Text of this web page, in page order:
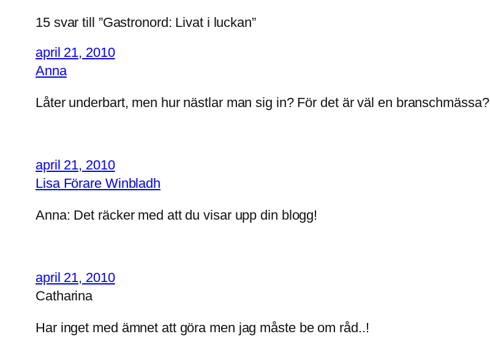
15 svar till ”Gastronord: Livat i luckan”
april 21, 2010
Anna
Låter underbart, men hur nästlar man sig in? För det är väl en branschmässa?
april 21, 2010
Lisa Förare Winbladh
Anna: Det räcker med att du visar upp din blogg!
april 21, 2010
Catharina
Har inget med ämnet att göra men jag måste be om råd..!